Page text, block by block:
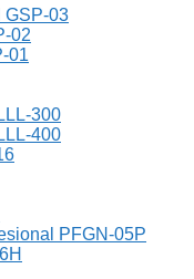
GSP-03
02
01
300
400
PFGN-05P